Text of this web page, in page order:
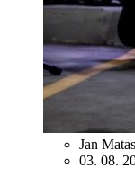
Jan Matas
03. 08.